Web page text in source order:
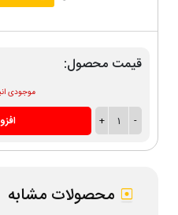
قیمت محصول:
موجودی انبار
-
1
+
محصولات مشابه